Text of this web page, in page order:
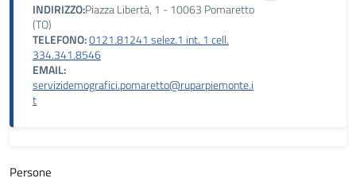
INDIRIZZO:Piazza Libertà, 1 - 10063 Pomaretto
(TO)
TELEFONO:0121.81241 selez.1 int. 1 cell.
334.341.8546
EMAIL:
servizidemografici.pomaretto@ruparpiemonte.i
t
Persone